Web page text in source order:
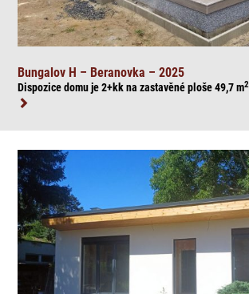
Bungalov H – Beranovka – 2025
Dispozice domu je 2+kk na zastavěné ploše 49,7m2